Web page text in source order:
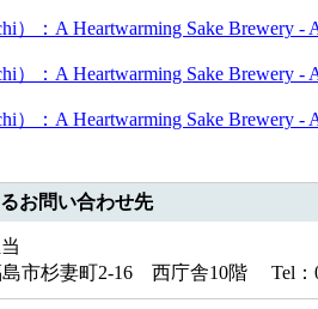
）：A Heartwarming Sake Brewery -
）：A Heartwarming Sake Brewery -
）：A Heartwarming Sake Brewery -
お問い合わせ先
島市杉妻町2-16 西庁舎10階 Tel